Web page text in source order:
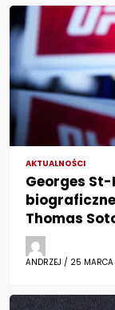
AKTUALNOŚCI
Georges
Thomas
ANDRZEJ / 25